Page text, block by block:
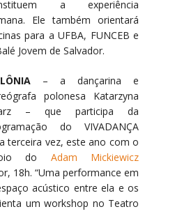
a experiência
Ele também orientará
para a UFBA, FUNCEB e
Jovem de Salvador.
– a dançarina e
polonesa Katarzyna
– que participa da
do VIVADANÇA
terceira vez, este ano com o
do Adam Mickiewicz
18h. “Uma performance em
acústico entre ela e os
um workshop no Teatro